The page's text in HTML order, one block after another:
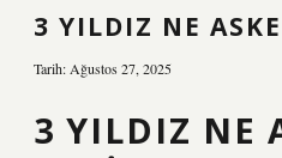
3 YILDIZ NE
Tarih: Ağustos 27, 2025
3 YILDIZ NE